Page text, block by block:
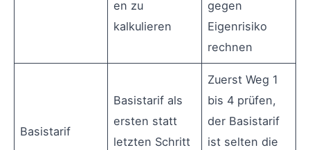
en zu
kalkulieren
gegen
Eigenrisiko
rechnen
Basistarif
Basistarif als
ersten statt
letzten Schritt
Zuerst Weg 1
bis 4 prüfen,
der Basistarif
ist selten die